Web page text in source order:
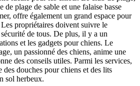
de plage de sable et une falaise basse
offre également un grand espace pour
propriétaires doivent suivre le
de tous. De plus, il y a un
et les gadgets pour chiens. Le
un passionné des chiens, anime une
des conseils utiles. Parmi les services,
des douches pour chiens et des lits
sol herbeux.